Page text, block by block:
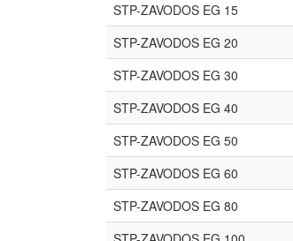
STP-ZAVODOS EG 15
STP-ZAVODOS EG 20
STP-ZAVODOS EG 30
STP-ZAVODOS EG 40
STP-ZAVODOS EG 50
STP-ZAVODOS EG 60
STP-ZAVODOS EG 80